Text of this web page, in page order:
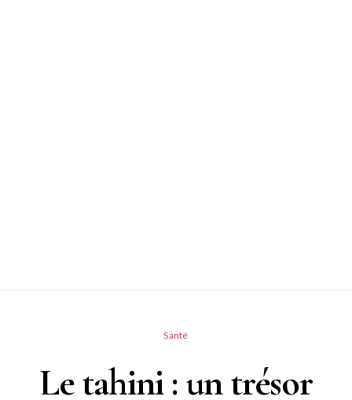
Santé
Le tahini : un trésor